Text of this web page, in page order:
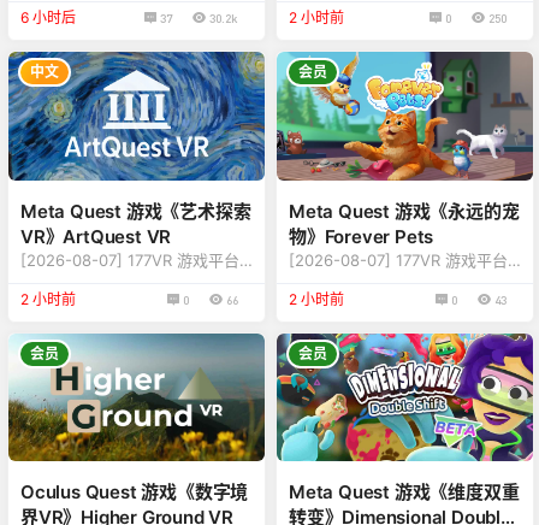
解版 版本v1.34.19.0 【更新】：
据线串流 【名称】：Virtual Des
ktop 【类型】：工具、串流、热
门、免费下载 【平台】：Quest
2、Quest Pro、Quest 3、Ques
t 3S（一体机版本） 【联机】：
需要WIFI 【大小】：980MB
6 小时后 37 30.2k
3 【更新】：修复更新内容，详
极速版 【类型】：工具、推荐、
管理、效率 【平台】：Quest
2、Quest Pro、Quest 3、Ques
t 3S（一体机版本） 【联机】：
单人离线 【大小】：63MB 【语
言】：多国语言[中文、英语、繁
趣极速版一款…
2 小时前 0 250
中文
Meta Quest 游戏《艺术探索
VR》ArtQuest VR
[2026-08-07] 177VR 游戏平台
5.7.73 【更新】：修复更新内
称】：ArtQuest VR 【类型】：
旅游探索、学习、创造力 【平
台】：Quest 2、Quest Pro、Q
uest 3、Quest 3S（一体机版
本） 【联机】：单人离线 【大
小】：224MB 【刷新】：90Hz
2 小时前 0 66
会员
Meta Quest 游戏《永远的宠
物》Forever Pets
[2026-08-07] 177VR 游戏平台
0.9.04.904 【更新】：修复更新
【名称】：Forever Pets 【类
型】：沙盒、模拟 【平台】：Qu
est 2、Quest Pro、Quest 3、
Quest 3S（一体机版本） 【联
机】：需要网络 【大小】：489
MB 【刷新】：90Hz 【语言】：
2 小时前 0 43
会员
Oculus Quest 游戏《数字境
界VR》Higher Ground VR
会员
Meta Quest 游戏《维度双重
转变》Dimensional Double